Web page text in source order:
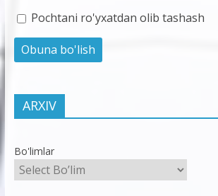
Pochtani ro'yxatdan olib tashash
ARXIV
Bo'limlar